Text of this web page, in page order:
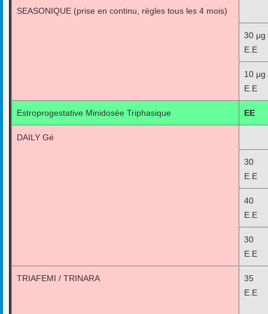
SEASONIQUE (prise en continu, règles tous les 4 mois)
30 μg
E.E
10 μg
E.E
Estroprogestative Minidosée Triphasique EE
DAILY Gé
30
E.E
40
E.E
30
E.E
TRIAFEMI / TRINARA
35
E.E